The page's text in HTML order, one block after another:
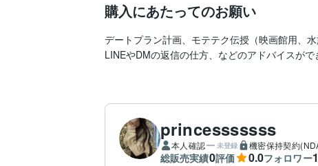
購入にあたってのお願い
デートプラン計画、モテテク伝授（映画館用、
LINEやDMの返信の仕方、などのアドバイスがで
princesssssss
本人確認 未登録 機密保持契約
総販売実績0評価 0.0フォロワー1